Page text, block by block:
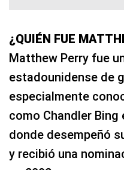
¿QUIÉN FUE
Matthew Perry fue
estadounidense de
especialmente
como Chandler Bing
donde desempeñó
y recibió una